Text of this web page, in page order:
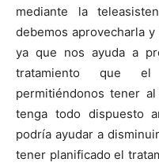
mediante la
debemos aprovecharla
ya que nos ayuda a
tratamiento que el
permitiéndonos tener
tenga todo dispuesto
podría ayudar a
tener planificado el